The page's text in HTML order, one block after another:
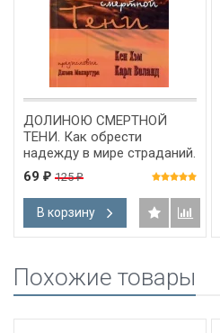
ДОЛИНОЮ СМЕРТНОЙ
ТЕНИ. Как обрести
надежду в мире страданий.
Карл Виланд и Кен Хэм
69 ₽ 125₽
В корзину
Похожие товары